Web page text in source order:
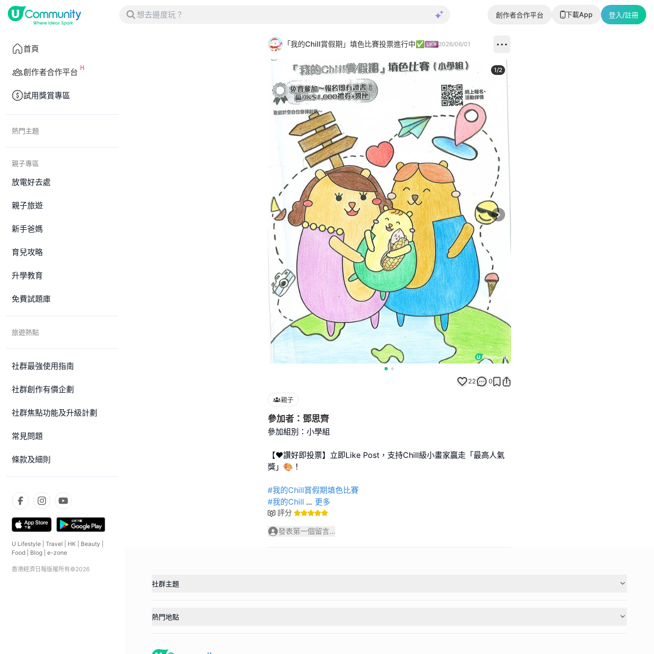
創作者合作平台 下載App 登入/註冊
首頁
創作者合作平台
試用獎賞專區
熱門主題
親子專區
放電好去處
親子旅遊
新手爸媽
育兒攻略
升學教育
免費試題庫
旅遊熱點
社群最強使用指南
社群創作有價企劃
社群焦點功能及升級計劃
常見問題
條款及細則
U Lifestyle Travel HK Beauty
Food
Blog e-zone
香港經濟日報版權所有©2026
「我的Chill賞假期」填色比賽投票進行中✅ 2026/06/01
Next slide
1/2
22 0
親子
參加者：鄧思齊
參加組別：小學組
【❤️讚好即投票】立即Like Post，支持Chill級小畫家贏走「最高人氣
獎」🎨！
#我的Chill賞假期填色比賽
#我的Chill ... 更多
評分
發表第一個留言...
社群主題
熱門地點